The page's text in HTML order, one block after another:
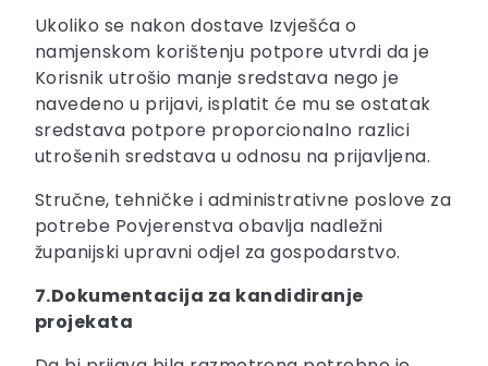
Ukoliko se nakon dostave Izvješća o
namjenskom korištenju potpore utvrdi da je
Korisnik utrošio manje sredstava nego je
navedeno u prijavi, isplatit će mu se ostatak
sredstava potpore proporcionalno razlici
utrošenih sredstava u odnosu na prijavljena.
Stručne, tehničke i administrativne poslove za
potrebe Povjerenstva obavlja nadležni
županijski upravni odjel za gospodarstvo.
7.Dokumentacija za kandidiranje
projekata